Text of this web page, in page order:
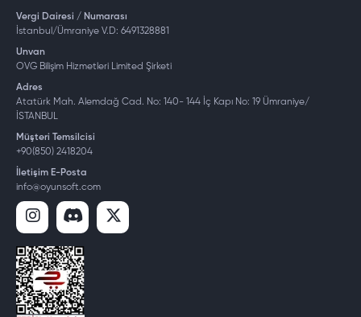
Vergi Dairesi / Numarası
İstanbul/Ümraniye V.D: 6491328881
Unvan
OVG Bilişim Hizmetleri Limited Şirketi
Adres
Atatürk Mah. Alemdağ Cad. No: 140- 144 İç Kapı No: 19 Ümraniye/
İSTANBUL
Müşteri Temsilcisi
+90(850) 2418204
İletişim E-Posta
info@oyunsoft.com